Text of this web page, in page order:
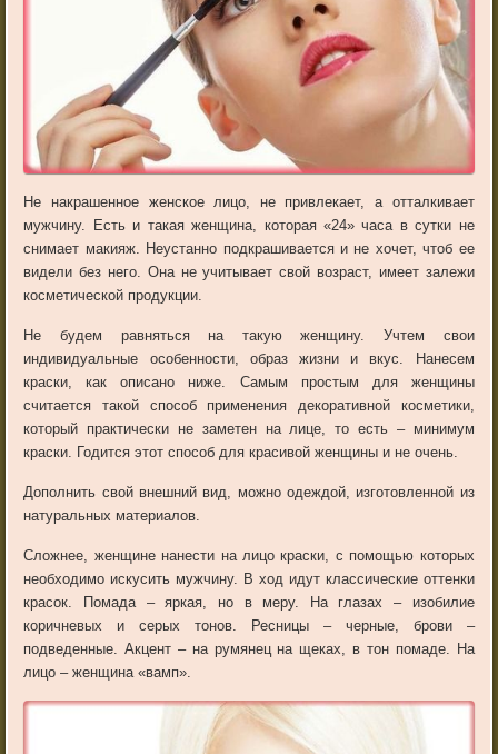
Не накрашенное женское лицо, не привлекает, а отталкивает
мужчину. Есть и такая женщина, которая «24» часа в сутки не
снимает макияж. Неустанно подкрашивается и не хочет, чтоб ее
видели без него. Она не учитывает свой возраст, имеет залежи
косметической продукции.
Не будем равняться на такую женщину. Учтем свои
индивидуальные особенности, образ жизни и вкус. Нанесем
краски, как описано ниже. Самым простым для женщины
считается такой способ применения декоративной косметики,
который практически не заметен на лице, то есть – минимум
краски. Годится этот способ для красивой женщины и не очень.
Дополнить свой внешний вид, можно одеждой, изготовленной из
натуральных материалов.
Сложнее, женщине нанести на лицо краски, с помощью которых
необходимо искусить мужчину. В ход идут классические оттенки
красок. Помада – яркая, но в меру. На глазах – изобилие
коричневых и серых тонов. Ресницы – черные, брови –
подведенные. Акцент – на румянец на щеках, в тон помаде. На
лицо – женщина «вамп».